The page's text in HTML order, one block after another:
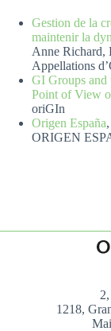
Gestion de la
maintenir la
Anne Richard,
Appellations
GI Groups and
Point of View
oriGIn
Origen España
ORIGEN
1218,